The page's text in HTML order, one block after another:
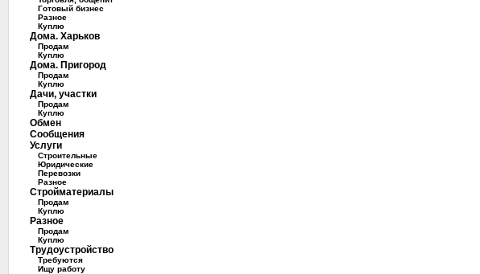
Готовый бизнес
Разное
Куплю
Дома. Харьков
Продам
Куплю
Дома. Пригород
Продам
Куплю
Дачи, участки
Продам
Куплю
Обмен
Сообщения
Услуги
Строительные
Юридические
Перевозки
Разное
Стройматериалы
Продам
Куплю
Разное
Продам
Куплю
Трудоустройство
Требуются
Ищу работу